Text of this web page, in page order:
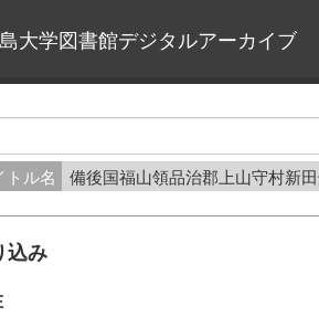
大学図書館デジタルアーカイブ
トル名 備後国福山領品治郡上山守村新
込み